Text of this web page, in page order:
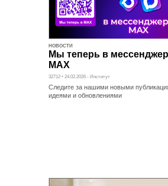
НОВОСТИ
Мы теперь в
MAX
32712 • 24.02.2026 - Институт
Следите за нашими новыми
идеями и обновлениями